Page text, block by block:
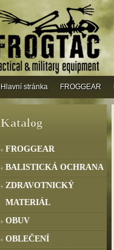
Katalog
FROGGEAR
BALISTICKÁ OCHRANA
ZDRAVOTNICKÝ
MATERIÁL
OBUV
OBLEČENÍ
Hlavní stránka FROGGEAR